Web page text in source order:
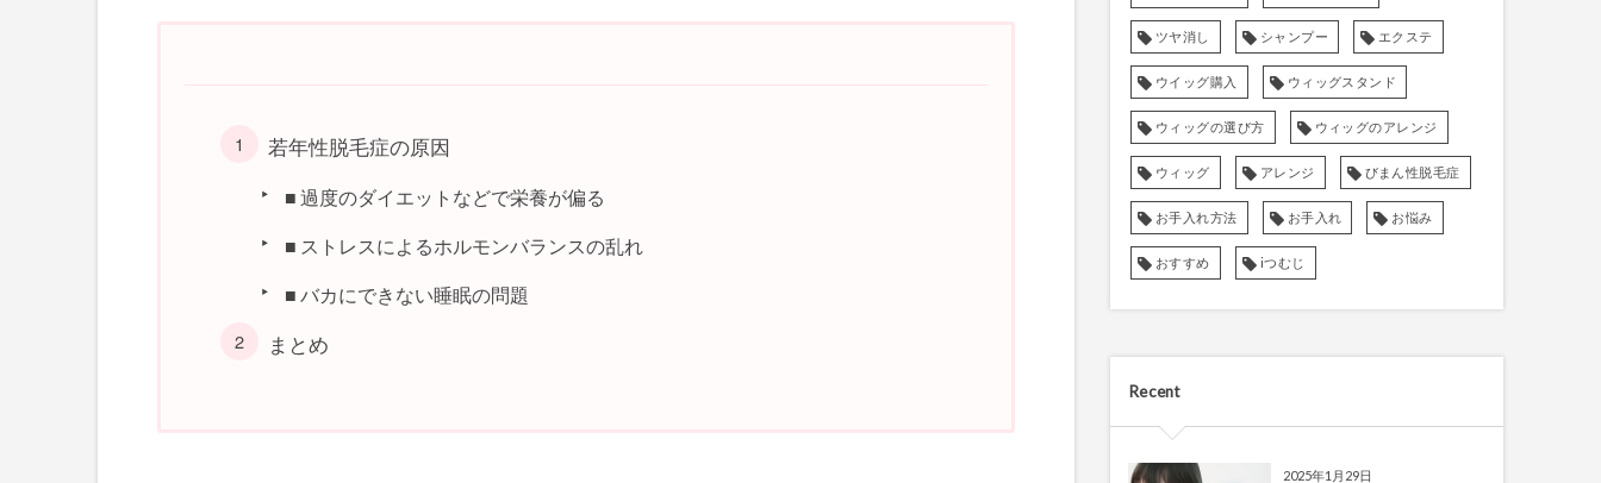
若年性脱毛症の原因
■ 過度のダイエットなどで栄養が偏る
■ ストレスによるホルモンバランスの乱れ
■ バカにできない睡眠の問題
まとめ
ツヤ消し シャンプー エクステ
ウイッグ購入 ウィッグスタンド
ウィッグの選び方 ウィッグのアレンジ
ウィッグ アレンジ びまん性脱毛症
お手入れ方法 お手入れ お悩み
おすすめ iつむじ
Recent
2025年1月29日